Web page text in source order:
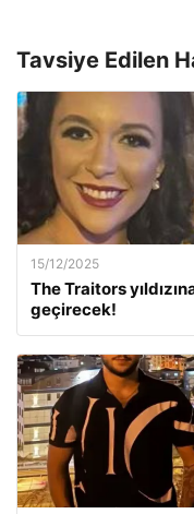
Tavsiye Edilen
15/12/2025
The Traitors
geçirecek!